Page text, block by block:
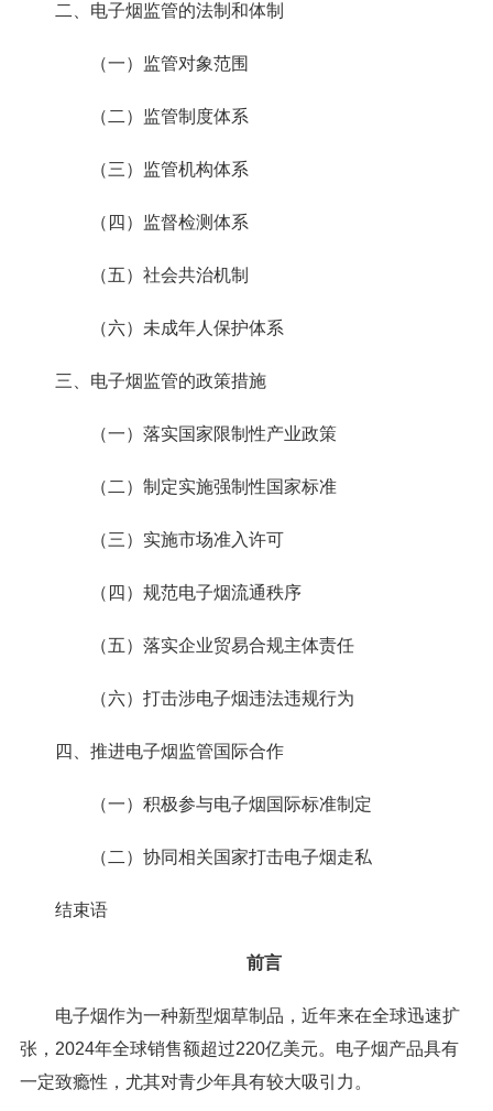
二、电子烟监管的法制和体制
（一）监管对象范围
（二）监管制度体系
（三）监管机构体系
（四）监督检测体系
（五）社会共治机制
（六）未成年人保护体系
三、电子烟监管的政策措施
（一）落实国家限制性产业政策
（二）制定实施强制性国家标准
（三）实施市场准入许可
（四）规范电子烟流通秩序
（五）落实企业贸易合规主体责任
（六）打击涉电子烟违法违规行为
四、推进电子烟监管国际合作
（一）积极参与电子烟国际标准制定
（二）协同相关国家打击电子烟走私
结束语
前言
电子烟作为一种新型烟草制品，近年来在全球迅速扩
张，2024年全球销售额超过220亿美元。电子烟产品具有
一定致瘾性，尤其对青少年具有较大吸引力。